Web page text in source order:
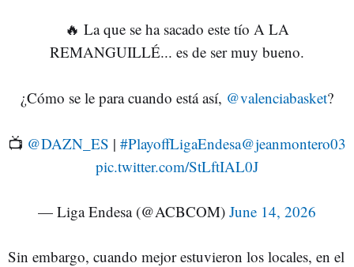
🔥 La que se ha sacado este tío A LA
REMANGUILLÉ... es de ser muy bueno.
¿Cómo se le para cuando está así, @valenciabasket?
📺 @DAZN_ES | #PlayoffLigaEndesa@jeanmontero03
pic.twitter.com/StLftIAL0J
— Liga Endesa (@ACBCOM) June 14, 2026
Sin embargo, cuando mejor estuvieron los locales, en el